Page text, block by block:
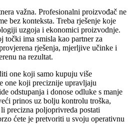
važna. Profesionalni proizvođač ne
bez konteksta. Treba rješenje koje
uzgoja i ekonomici proizvodnje.
točki ima smisla kao partner za
rješenja, mjerljive učinke i
na rezultat.
one koji samo kupuju više
one koji preciznije upravljaju
odstupanja i donose odluke s manje
prinos uz bolju kontrolu troška,
precizna poljoprivreda postati
ćete je pretvoriti u svoju operativnu